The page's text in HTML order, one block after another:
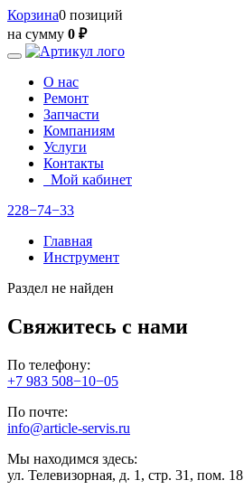
Корзина0 позиций
на сумму 0 ₽
О нас
Ремонт
Запчасти
Компаниям
Услуги
Контакты
Мой кабинет
228−74−33
Главная
Инструмент
Раздел не найден
Свяжитесь с нами
По телефону:
+7 983 508−10−05
По почте:
info@article-servis.ru
Мы находимся здесь:
ул. Телевизорная, д. 1, стр. 31, пом. 18